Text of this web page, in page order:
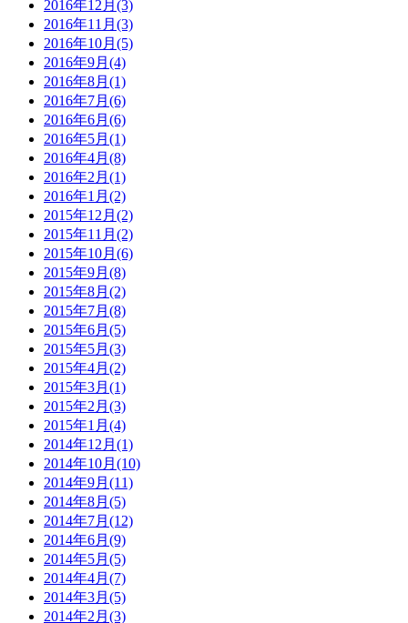
2016年12月(3)
2016年11月(3)
2016年10月(5)
2016年9月(4)
2016年8月(1)
2016年7月(6)
2016年6月(6)
2016年5月(1)
2016年4月(8)
2016年2月(1)
2016年1月(2)
2015年12月(2)
2015年11月(2)
2015年10月(6)
2015年9月(8)
2015年8月(2)
2015年7月(8)
2015年6月(5)
2015年5月(3)
2015年4月(2)
2015年3月(1)
2015年2月(3)
2015年1月(4)
2014年12月(1)
2014年10月(10)
2014年9月(11)
2014年8月(5)
2014年7月(12)
2014年6月(9)
2014年5月(5)
2014年4月(7)
2014年3月(5)
2014年2月(3)